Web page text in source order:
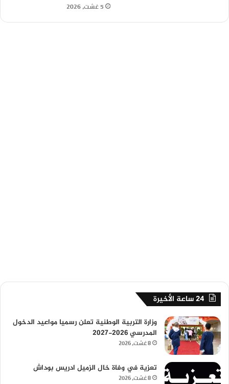
5 غشت، 2026
24 ساعة الأخيرة
وزارة التربية الوطنية تعلن رسميا مواعيد الدخول
المدرسي 2026-2027
8 غشت، 2026
تعزية في وفاة خال الزميل ادريس بوداش
8 غشت، 2026